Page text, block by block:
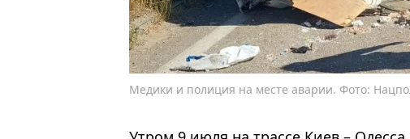
Медики и полиция на месте аварии. Фото: